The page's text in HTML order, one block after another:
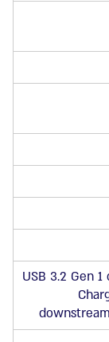
USB 3.2 Gen